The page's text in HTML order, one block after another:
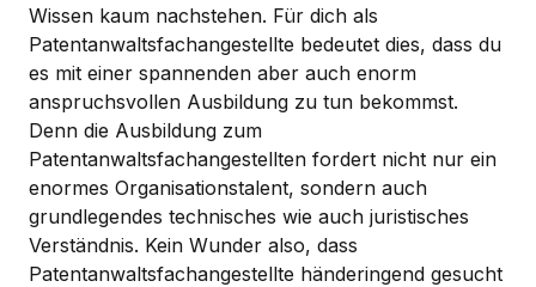
Wissen kaum nachstehen. Für dich als
Patentanwaltsfachangestellte bedeutet dies, dass du
es mit einer spannenden aber auch enorm
anspruchsvollen Ausbildung zu tun bekommst.
Denn die Ausbildung zum
Patentanwaltsfachangestellten fordert nicht nur ein
enormes Organisationstalent, sondern auch
grundlegendes technisches wie auch juristisches
Verständnis. Kein Wunder also, dass
Patentanwaltsfachangestellte händeringend gesucht